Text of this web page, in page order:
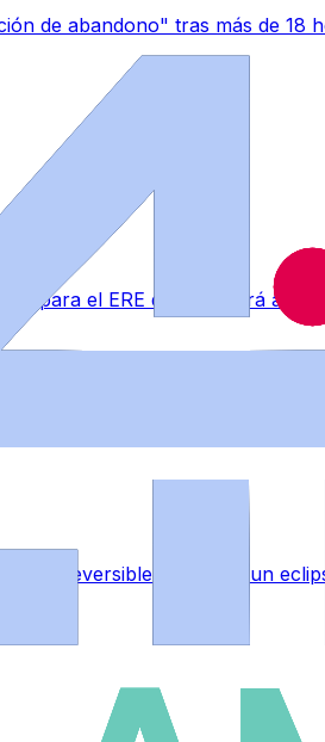
de abandono" tras más de 18
para el ERE que afectará a
irreversible por mirar un